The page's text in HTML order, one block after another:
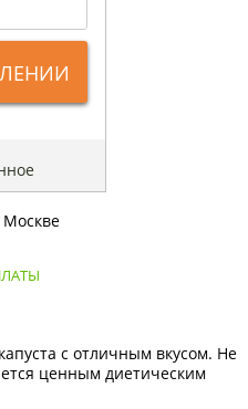
с отличным вкусом. Не
ценным диетическим